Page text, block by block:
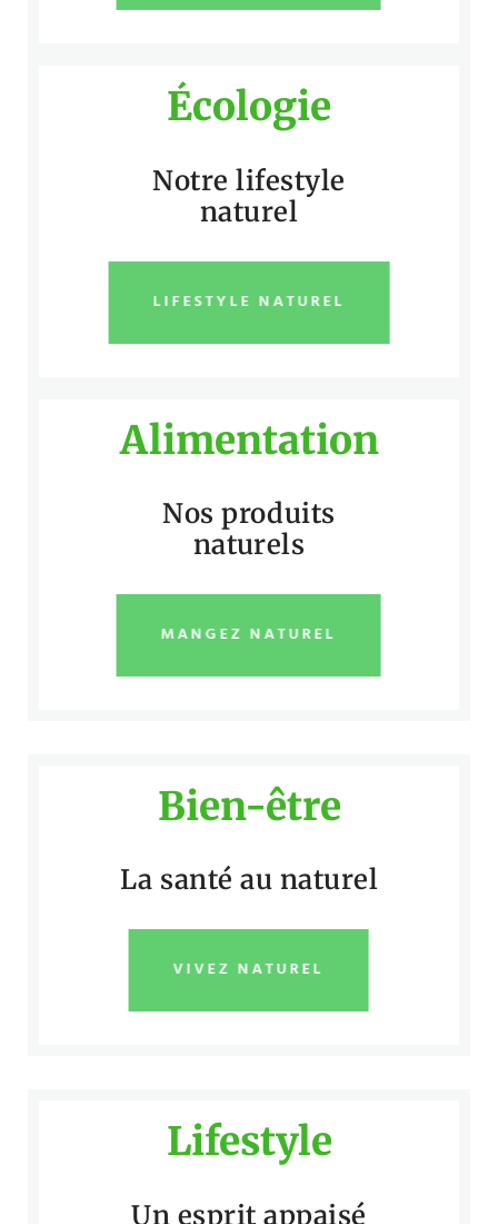
Écologie
Notre lifestyle
naturel
LIFESTYLE NATUREL
Alimentation
Nos produits
naturels
MANGEZ NATUREL
Bien-être
La santé au naturel
VIVEZ NATUREL
Lifestyle
Un esprit appaisé